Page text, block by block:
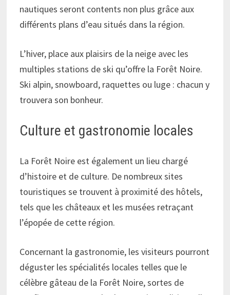
nautiques seront contents non plus grâce aux
différents plans d’eau situés dans la région.
L’hiver, place aux plaisirs de la neige avec les
multiples stations de ski qu’offre la Forêt Noire.
Ski alpin, snowboard, raquettes ou luge : chacun y
trouvera son bonheur.
Culture et gastronomie locales
La Forêt Noire est également un lieu chargé
d’histoire et de culture. De nombreux sites
touristiques se trouvent à proximité des hôtels,
tels que les châteaux et les musées retraçant
l’épopée de cette région.
Concernant la gastronomie, les visiteurs pourront
déguster les spécialités locales telles que le
célèbre gâteau de la Forêt Noire, sortes de